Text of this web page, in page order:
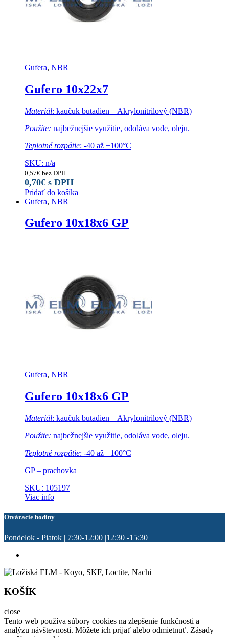
Gufera, NBR
Gufero 10x22x7
Materiál: kaučuk butadien – Akrylonitrilový (NBR)
Použite: najbežnejšie využitie, odoláva vode, oleju.
Teplotné rozpätie: -40 až +100°C
SKU: n/a
0,57€ bez DPH
0,70€ s DPH
Pridať do košíka
Gufera, NBR
Gufero 10x18x6 GP
Gufera, NBR
Gufero 10x18x6 GP
Materiál: kaučuk butadien – Akrylonitrilový (NBR)
Použite: najbežnejšie využitie, odoláva vode, oleju.
Teplotné rozpätie: -40 až +100°C
GP – prachovka
SKU: 105197
Viac info
Otváracie hodiny
Pondelok - Piatok | 7:30-12:00 |12:30 -15:30
KOŠÍK
close
Tento web používa súbory cookies na zlepšenie funkčnosti a
analýzu návštevnosti. Môžete ich prijať alebo odmietnuť. Zásady